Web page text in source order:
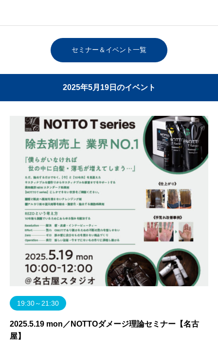
セミナー＆イベント一覧
2025年5月19日のイベント
19:30～21:30
2025.5.19 mon／NOTTOダメージ理論セミナー【名古
屋】